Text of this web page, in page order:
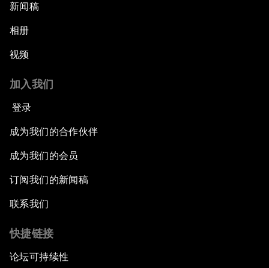
新闻稿
相册
视频
加入我们
登录
成为我们的合作伙伴
成为我们的会员
订阅我们的新闻稿
联系我们
快捷链接
论坛可持续性